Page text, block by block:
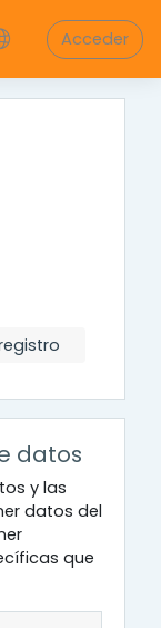
Acceder
datos
y las
datos del
que